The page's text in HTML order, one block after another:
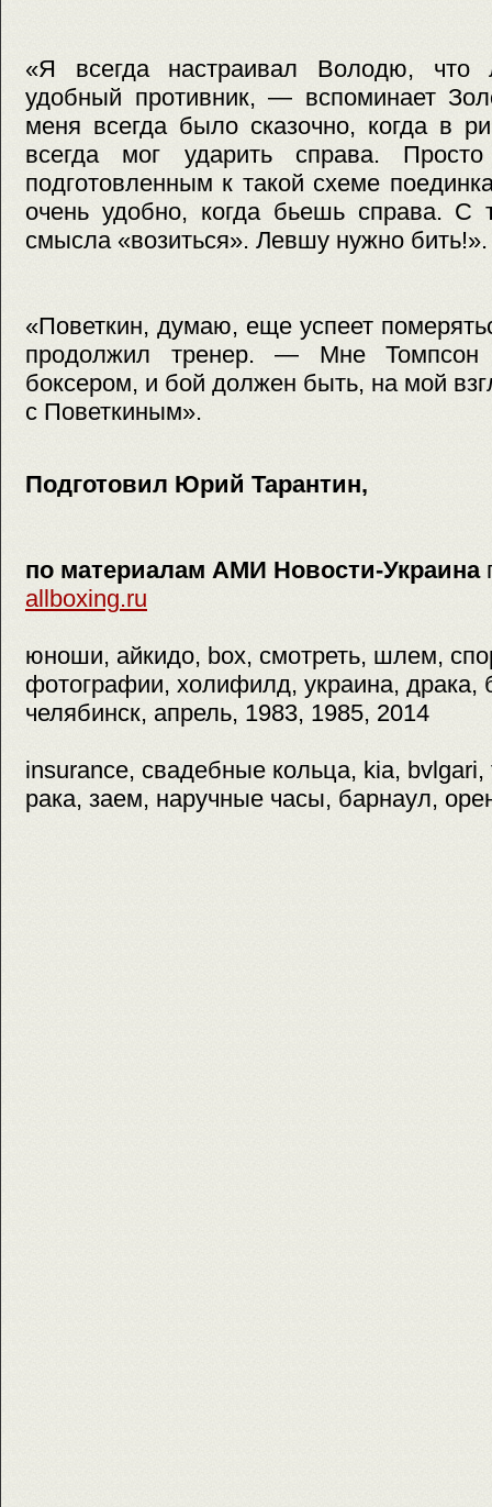
«Я всегда настраивал Володю,
удобный противник, — вспоминает
меня всегда было сказочно, когда в
всегда мог ударить справа.
подготовленным к такой схеме
очень удобно, когда бьешь справа. С
смысла «возиться». Левшу нужно бить!».
«Поветкин, думаю, еще успеет
продолжил тренер. — Мне Томпсон
боксером, и бой должен быть, на мой
с Поветкиным».
Подготовил Юрий Тарантин,
по материалам АМИ Новости-Украина
allboxing.ru
юноши, айкидо, box, смотреть, шлем,
фотографии, холифилд, украина, драка,
челябинск, апрель, 1983, 1985, 2014
insurance, свадебные кольца, kia,
рака, заем, наручные часы, барнаул,